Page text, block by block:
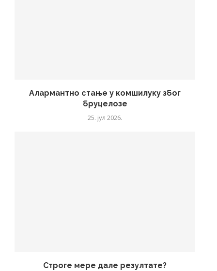
Алармантно стање у комшилуку због
бруцелозе
25. јул 2026.
Строге мере дале резултате?